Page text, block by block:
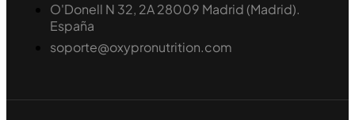
O'Donell N 32, 2A 28009 Madrid (Madrid).
España
soporte@oxypronutrition.com